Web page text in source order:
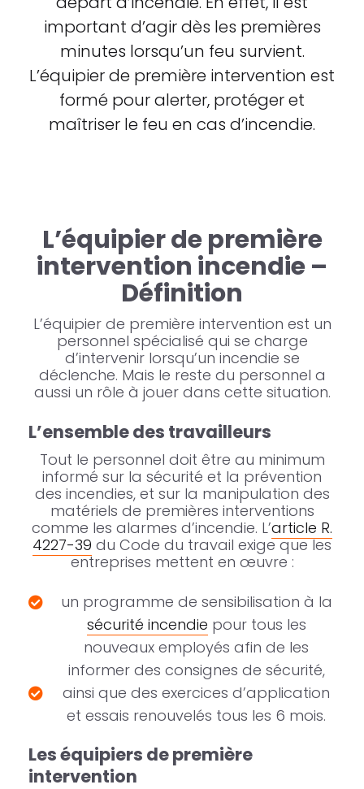
important d’agir dès les premières
minutes lorsqu’un feu survient.
L’équipier de première intervention est
formé pour alerter, protéger et
maîtriser le feu en cas d’incendie.
L’équipier de première
intervention incendie –
Définition
L’équipier de première intervention est un
personnel spécialisé qui se charge
d’intervenir lorsqu’un incendie se
déclenche. Mais le reste du personnel a
aussi un rôle à jouer dans cette situation.
L’ensemble des travailleurs
Tout le personnel doit être au minimum
informé sur la sécurité et la prévention
des incendies, et sur la manipulation des
matériels de premières interventions
comme les alarmes d’incendie. L’article R.
4227-39 du Code du travail exige que les
entreprises mettent en œuvre :
un programme de sensibilisation à la
sécurité incendie pour tous les
nouveaux employés afin de les
informer des consignes de sécurité,
ainsi que des exercices d’application
et essais renouvelés tous les 6 mois.
Les équipiers de première
intervention